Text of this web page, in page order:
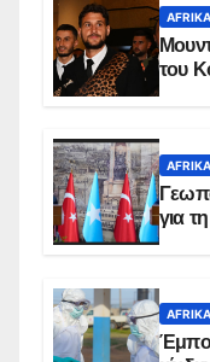
του
για